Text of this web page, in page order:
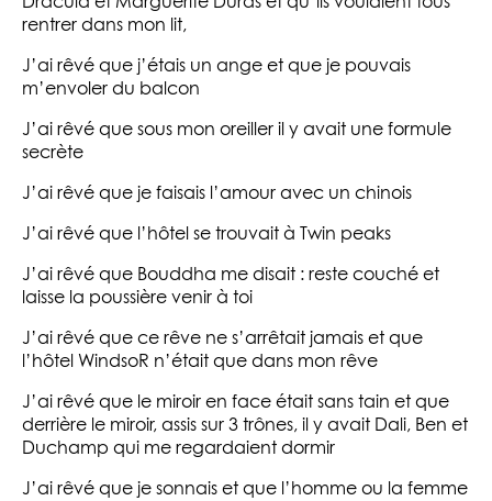
rentrer dans mon lit,
J’ai rêvé que j’étais un ange et que je pouvais
m’envoler du balcon
J’ai rêvé que sous mon oreiller il y avait une formule
secrète
J’ai rêvé que je faisais l’amour avec un chinois
J’ai rêvé que l’hôtel se trouvait à Twin peaks
J’ai rêvé que Bouddha me disait : reste couché et
laisse la poussière venir à toi
J’ai rêvé que ce rêve ne s’arrêtait jamais et que
l’hôtel WindsoR n’était que dans mon rêve
J’ai rêvé que le miroir en face était sans tain et que
derrière le miroir, assis sur 3 trônes, il y avait Dali, Ben et
Duchamp qui me regardaient dormir
J’ai rêvé que je sonnais et que l’homme ou la femme